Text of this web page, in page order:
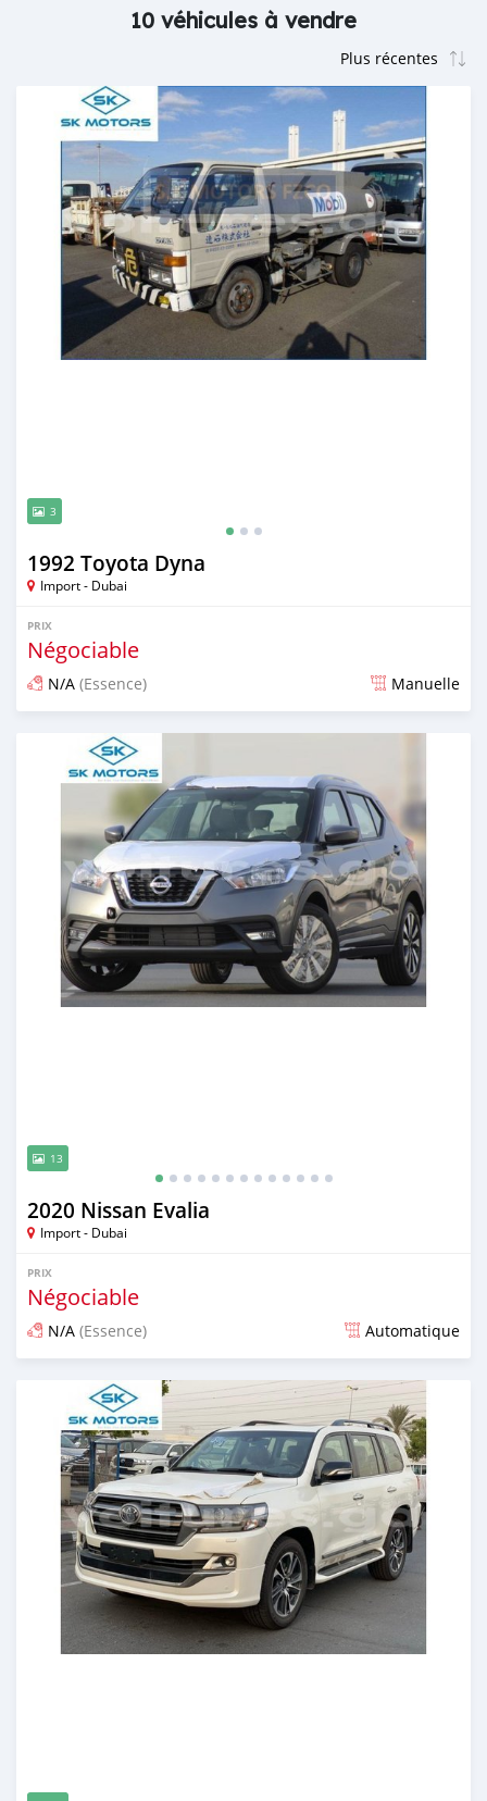
10 véhicules à vendre
3
1992 Toyota Dyna
Import - Dubai
PRIX
Négociable
N/A (Essence) Manuelle
Publié il y a presque 6 ans
13
2020 Nissan Evalia
Import - Dubai
PRIX
Négociable
N/A (Essence) Automatique
Publié il y a presque 6 ans